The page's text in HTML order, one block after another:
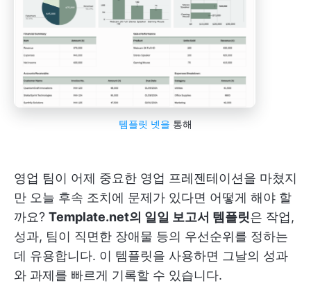
템플릿 넷을 통해
영업 팀이 어제 중요한 영업 프레젠테이션을 마쳤지
만 오늘 후속 조치에 문제가 있다면 어떻게 해야 할
까요? Template.net의 일일 보고서 템플릿은 작업,
성과, 팀이 직면한 장애물 등의 우선순위를 정하는
데 유용합니다. 이 템플릿을 사용하면 그날의 성과
와 과제를 빠르게 기록할 수 있습니다.